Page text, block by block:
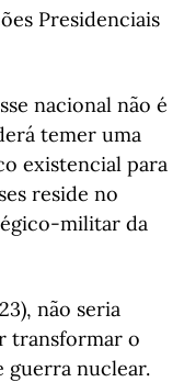
Presidenciais
nacional não é
temer uma
existencial para
reside no
militar da
não seria
transformar o
guerra nuclear.